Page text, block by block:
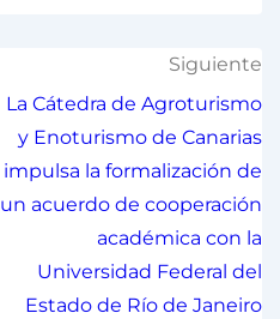
Siguiente
La Cátedra de Agroturismo
y Enoturismo de Canarias
impulsa la formalización de
un acuerdo de cooperación
académica con la
Universidad Federal del
Estado de Río de Janeiro